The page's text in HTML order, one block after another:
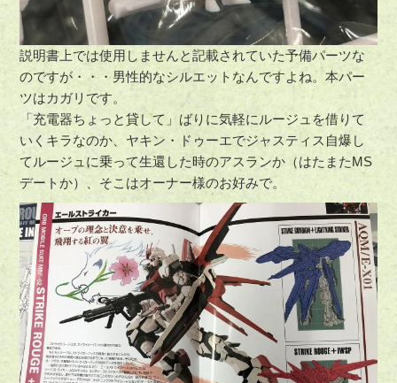
説明書上では使用しませんと記載されていた予備パーツな
のですが・・・男性的なシルエットなんですよね。本パー
ツはカガリです。
「充電器ちょっと貸して」ばりに気軽にルージュを借りて
いくキラなのか、ヤキン・ドゥーエでジャスティス自爆し
てルージュに乗って生還した時のアスランか（はたまたMS
デートか）、そこはオーナー様のお好みで。